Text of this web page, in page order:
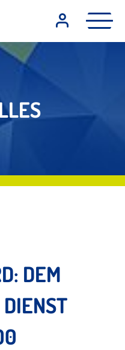
DEM